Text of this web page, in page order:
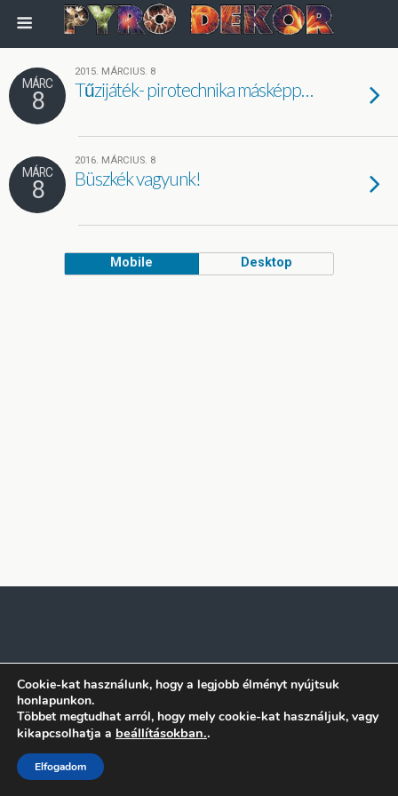
MÁRC
8
2015. MÁRCIUS. 8
Tűzijáték- pirotechnika másképp…
MÁRC
8
2016. MÁRCIUS. 8
Büszkék vagyunk!
Mobile Desktop
Cookie-kat használunk, hogy a legjobb élményt nyújtsuk
honlapunkon.
Többet megtudhat arról, hogy mely cookie-kat használjuk, vagy
kikapcsolhatja a beállításokban..
Elfogadom